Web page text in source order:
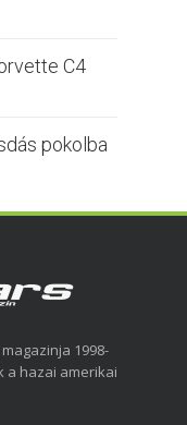
C4
pokolba
1998-
a hazai amerikai